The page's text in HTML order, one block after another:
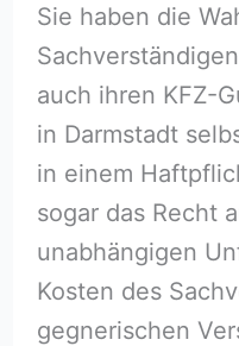
Sie haben die
auch ihren KFZ-
in Darmstadt
in einem
sogar das Recht
unabhängigen
Kosten des
gegnerischen